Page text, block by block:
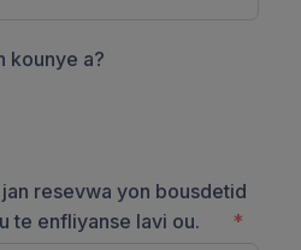
kounye a?
resevwa yon bousdetid
te enfliyanse lavi ou.